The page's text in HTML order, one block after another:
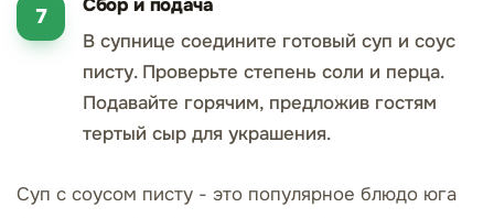
Сбор и подача
В супнице соедините готовый суп и соус
писту. Проверьте степень соли и перца.
Подавайте горячим, предложив гостям
тертый сыр для украшения.
Суп с соусом писту - это популярное блюдо юга